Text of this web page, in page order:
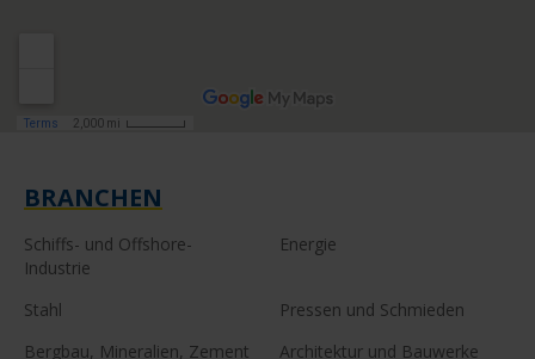
BRANCHEN
Schiffs- und Offshore-
Industrie
Energie
Stahl
Pressen und Schmieden
Bergbau, Mineralien, Zement
Architektur und Bauwerke